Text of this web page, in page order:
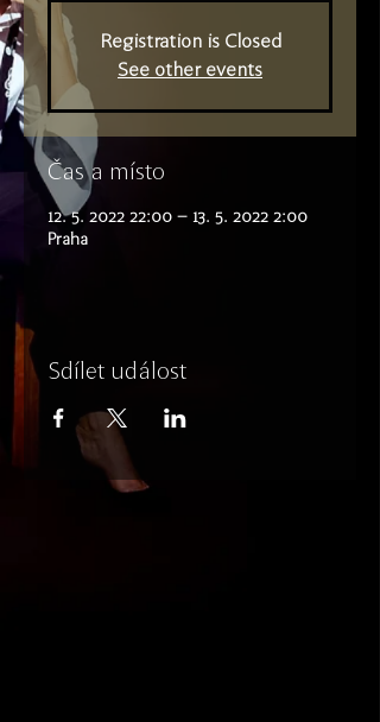
Registration is Closed
See other events
Čas a místo
12. 5. 2022 22:00 – 13. 5. 2022 2:00
Praha
Sdílet událost